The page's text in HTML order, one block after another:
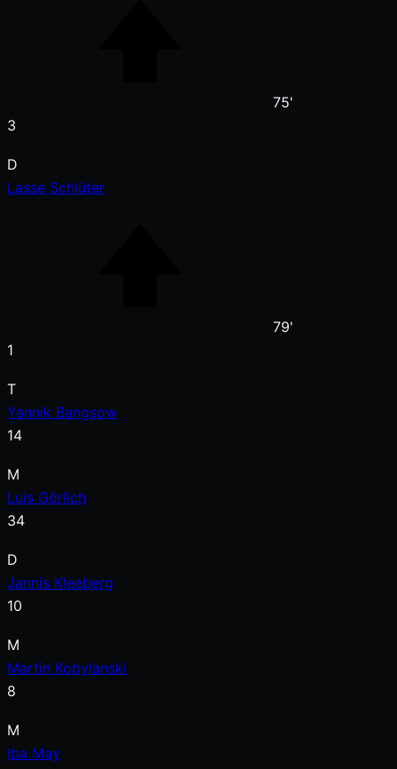
75'
3
D
Lasse Schlüter
79'
1
T
Yannik Bangsow
14
M
Luis Görlich
34
D
Jannis Kleeberg
10
M
Martin Kobylanski
8
M
Iba May